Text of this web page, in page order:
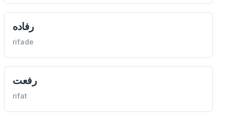
رفاده
rifade
رفعت
rifat